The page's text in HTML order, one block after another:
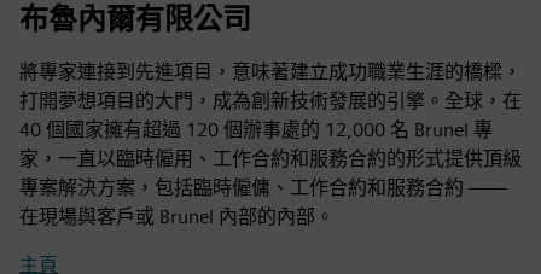
布魯內爾有限公司
將專家連接到先進項目，意味著建立成功職業生涯的橋樑，
打開夢想項目的大門，成為創新技術發展的引擎。全球，在
40 個國家擁有超過 120 個辦事處的 12,000 名 Brunel 專
家，一直以臨時僱用、工作合約和服務合約的形式提供頂級
專案解決方案，包括臨時僱傭、工作合約和服務合約 ——
在現場與客戶或 Brunel 內部的內部。
主頁